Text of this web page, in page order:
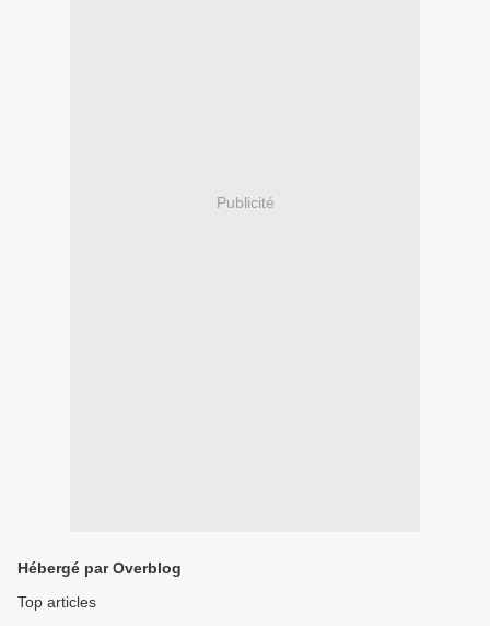
Publicité
Hébergé par Overblog
Top articles